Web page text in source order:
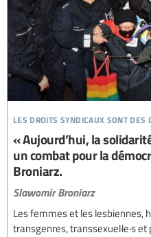
les droits syndicaux sont des
« Aujourd’hui, la
un combat pour la
Broniarz.
Slawomir Broniarz
Les femmes et les lesbiennes,
transgenres, transsexuel·le·s